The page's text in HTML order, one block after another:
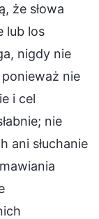
że słowa
lub los
nigdy nie
nie
i cel
nie
ani słuchanie